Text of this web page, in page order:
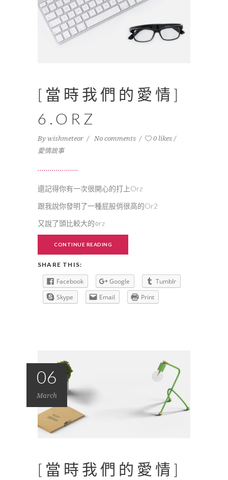
[當時我們的愛情]
6.ORZ
By wishmeteor No comments
0 likes
愛情故事
還記得你有一次很開心的打上Orz
跟我說你發明了一種屁股俏很高的Or2
又說了頭比較大的○rz
CONTINUE READING
SHARE THIS:
Facebook Google
Tumblr
Skype
Email Print
06
March
[當時我們的愛情]